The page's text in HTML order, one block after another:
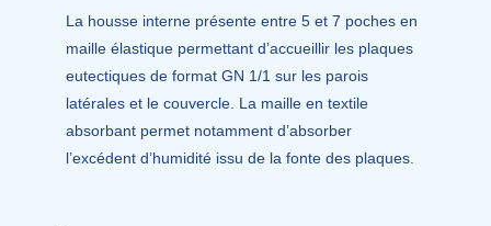
La housse interne présente entre 5 et 7 poches en
maille élastique permettant d’accueillir les plaques
eutectiques de format GN 1/1 sur les parois
latérales et le couvercle. La maille en textile
absorbant permet notamment d’absorber
l’excédent d’humidité issu de la fonte des plaques.